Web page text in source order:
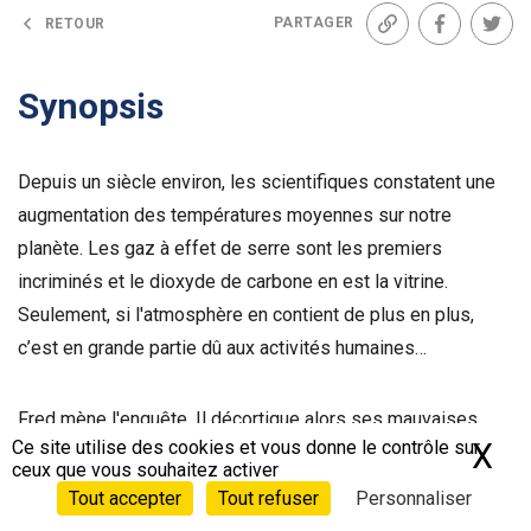
RETOUR PARTAGER
Lien Facebook
Synopsis
Depuis un siècle environ, les scientifiques constatent une
augmentation des températures moyennes sur notre
planète. Les gaz à effet de serre sont les premiers
incriminés et le dioxyde de carbone en est la vitrine.
Seulement, si l'atmosphère en contient de plus en plus,
c’est en grande partie dû aux activités humaines…
Fred mène l'enquête. Il décortique alors ses mauvaises
habitudes, part à la rencontre des spécialistes et
s'interroge sur les mécanismes de lutte à grande échelle
contre ces « émissions carbone ».
Ce site utilise des cookies et vous donne le contrôle sur
ceux que vous souhaitez activer
Tout accepter
Tout refuser Personnaliser
X